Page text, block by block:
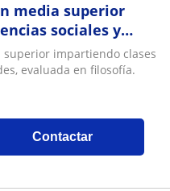
media superior
sociales y
filosofía
superior impartiendo clases
evaluada en filosofía.
Contactar